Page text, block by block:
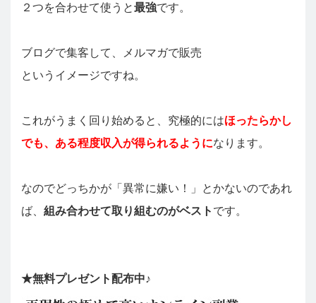
２つを合わせて使うと最強です。
ブログで集客して、メルマガで販売
というイメージですね。
これがうまく回り始めると、究極的にはほったらかし
でも、ある程度収入が得られるようになります。
なのでどっちかが「異常に嫌い！」とかないのであれ
ば、 組み合わせて取り組むのがベスト です。
★無料プレゼント配布中♪